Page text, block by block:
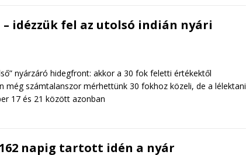
idézzük fel az utolsó indián nyári
nyárzáró hidegfront: akkor a 30 fok feletti értékektől
még számtalanszor mérhettünk 30 fokhoz közeli, de a lélektani
17 és 21 között azonban
162 napig tartott idén a nyár